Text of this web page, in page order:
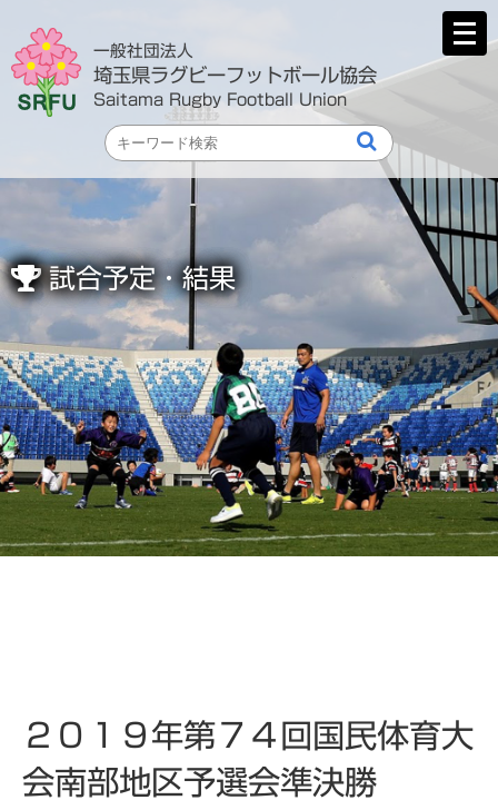
一般社団法人
埼玉県ラグビーフットボール協会
Saitama Rugby Football Union
メ
ニ
く
試合予定・結果
２０１９年第７４回国民体育大
会南部地区予選会準決勝